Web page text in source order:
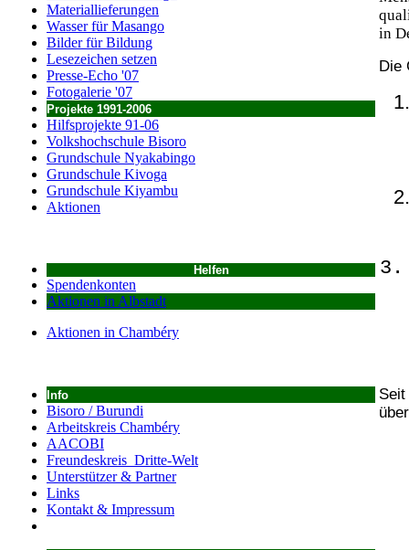
Materiallieferungen
Wasser für Masango
Bilder für Bildung
Lesezeichen setzen
Presse-Echo '07
Fotogalerie '07
Projekte 1991-2006
Hilfsprojekte 91-06
Volkshochschule Bisoro
Grundschule Nyakabingo
Grundschule Kivoga
Grundschule Kiyambu
Aktionen
Helfen
Spendenkonten
Aktionen in Albstadt
Aktionen in Chambéry
Info
Bisoro / Burundi
Arbeitskreis Chambéry
AACOBI
Freundeskreis Dritte-Welt
Unterstützer & Partner
Links
Kontakt & Impressum
in
Die